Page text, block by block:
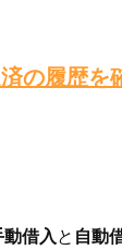
の履歴を
動借入と 自動